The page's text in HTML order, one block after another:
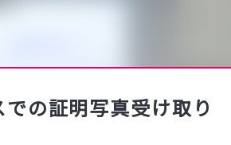
の証明写真受け取り